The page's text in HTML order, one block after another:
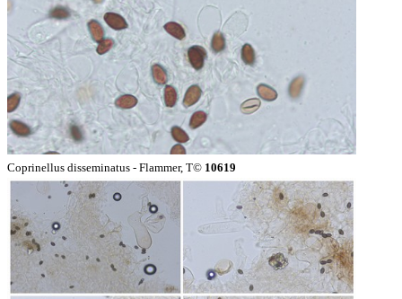
Coprinellus disseminatus - Flammer, T© 10619